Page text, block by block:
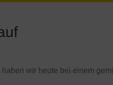
wir heute bei einem